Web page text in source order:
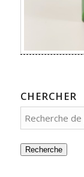
CHERCHER
Recherche